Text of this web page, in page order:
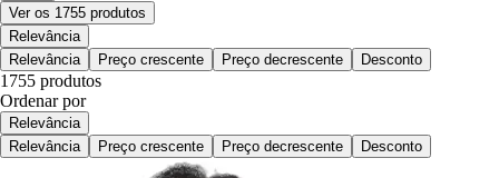
Ver os 1755 produtos
Relevância
Relevância
Preço crescente Preço decrescente Desconto
1755 produtos
Ordenar por
Relevância
Relevância
Preço crescente Preço decrescente Desconto